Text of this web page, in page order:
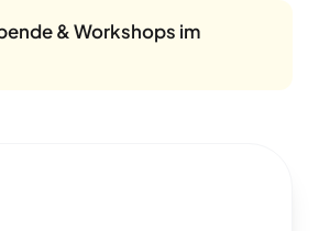
& Workshops im